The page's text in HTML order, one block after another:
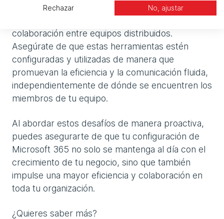
efectiva. Herramientas como Microsoft Teams y
colaboración entre equipos distribuidos.
Asegúrate de que estas herramientas estén
configuradas y utilizadas de manera que
promuevan la eficiencia y la comunicación fluida,
independientemente de dónde se encuentren los
miembros de tu equipo.
Al abordar estos desafíos de manera proactiva,
puedes asegurarte de que tu configuración de
Microsoft 365 no solo se mantenga al día con el
crecimiento de tu negocio, sino que también
impulse una mayor eficiencia y colaboración en
toda tu organización.
¿Quieres saber más?
Rechazar No, ajustar